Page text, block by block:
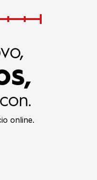
online.